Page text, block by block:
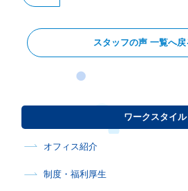
スタッフの声 一覧へ戻
ワークスタイル
オフィス紹介
制度・福利厚生